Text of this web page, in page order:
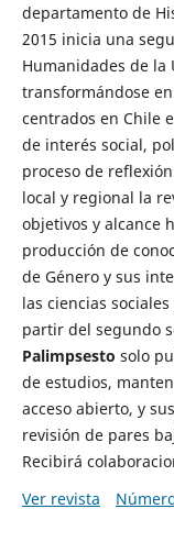
departamento de
2015 inicia una
Humanidades de la
transformándose
centrados en Chile
de interés social,
proceso de
local y regional la
objetivos y alcance
producción de
de Género y sus
las ciencias
partir del segundo
Palimpsesto solo
de estudios,
acceso abierto, y
revisión de pares
Recibirá
Ver revista